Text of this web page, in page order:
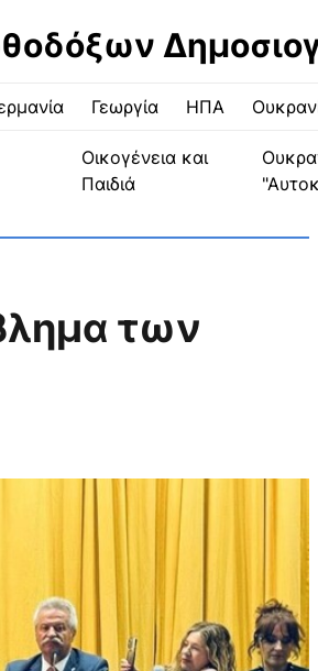
Γεωργία ΗΠΑ
Οικογένεια και
Παιδιά
των